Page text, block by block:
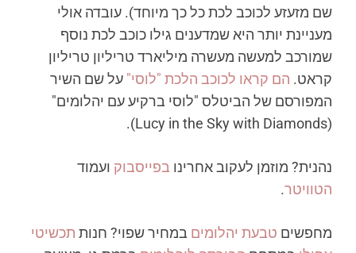
שם מזעזע לכוכב לכת כל כך מיוחד). עובדה אולי
מעניינת יותר היא שמדענים גילו כוכב לכת נוסף
שמורכב למעשה מעשרה מיליארד טריליון טריליון
קראט. הם קראו לכוכב הלכת "לוסי" על שם השיר
המפורסם של הביטלס "לוסי ברקיע עם יהלומים"
(Lucy in the Sky with Diamonds).
נהנית? מוזמן לעקוב אחרינו בפייסבוק ועמוד
הטוויטר.
מחפשים טבעת יהלומים במחיר שפוי? חנות תכשיטי